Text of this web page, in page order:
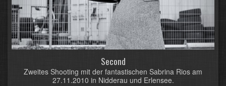
Second
Zweites Shooting mit der fantastischen Sabrina Rios am
27.11.2010 in Nidderau und Erlensee.